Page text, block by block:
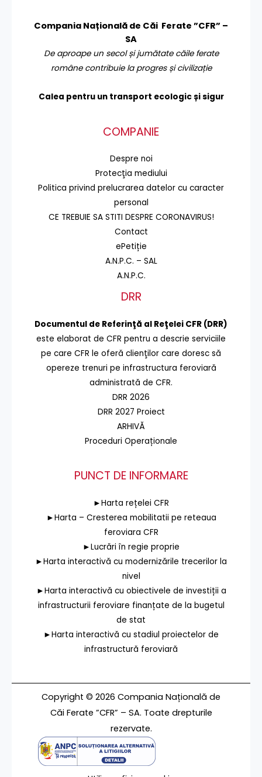
Compania Națională de Căi Ferate ”CFR” –
SA
De aproape un secol și jumătate căile ferate
române contribuie la progres și civilizație
Calea pentru un transport ecologic și sigur
COMPANIE
Despre noi
Protecţia mediului
Politica privind prelucrarea datelor cu caracter
personal
CE TREBUIE SA STITI DESPRE CORONAVIRUS!
Contact
ePetiție
A.N.P.C. – SAL
A.N.P.C.
DRR
Documentul de Referinţă al Reţelei CFR (DRR)
este elaborat de CFR pentru a descrie serviciile
pe care CFR le oferă clienţilor care doresc să
opereze trenuri pe infrastructura feroviară
administrată de CFR.
DRR 2026
DRR 2027 Proiect
ARHIVĂ
Proceduri Operaționale
PUNCT DE INFORMARE
►Harta rețelei CFR
►Harta – Cresterea mobilitatii pe reteaua
feroviara CFR
►Lucrări în regie proprie
►Harta interactivă cu modernizările trecerilor la
nivel
►Harta interactivă cu obiectivele de investiții a
infrastructurii feroviare finanțate de la bugetul
de stat
►Harta interactivă cu stadiul proiectelor de
infrastructură feroviară
Copyright © 2026 Compania Națională de
Căi Ferate ”CFR” – SA. Toate drepturile
rezervate.